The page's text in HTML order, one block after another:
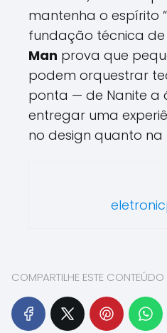
mantenha o espírito
fundação técnica de
Man prova que
podem orquestrar
ponta — de Nanite a
entregar uma
no design quanto
COMPARTILHE ESTE CONTEÚDO